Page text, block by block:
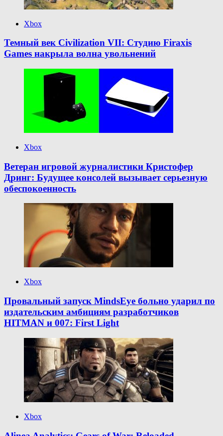
Xbox
Темный век Civilization VII: Студию Firaxis
Games накрыла волна увольнений
Xbox
Ветеран игровой журналистики Кристофер
Дринг: Будущее консолей вызывает серьезную
обеспокоенность
Xbox
Провальный запуск MindsEye больно ударил по
издательским амбициям разработчиков
HITMAN и 007: First Light
Xbox